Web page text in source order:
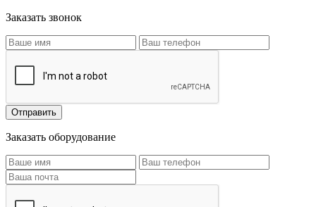
Заказать звонок
Заказать оборудование